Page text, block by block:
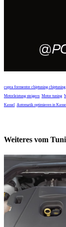
cupra formentor chiptuning chiptuning
Motorleistung steigern Motor tuning
Kassel Automatik optimieren in
Weiteres vom